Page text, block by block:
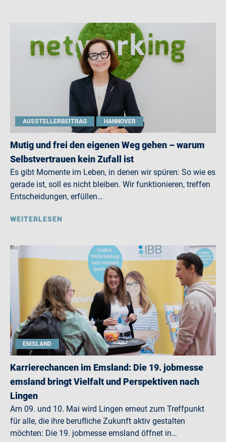
AUSSTELLERBEITRAG HANNOVER
Mutig und frei den eigenen Weg gehen – warum
Selbstvertrauen kein Zufall ist
Es gibt Momente im Leben, in denen wir spüren: So wie es
gerade ist, soll es nicht bleiben. Wir funktionieren, treffen
Entscheidungen, erfüllen…
WEITERLESEN
EMSLAND
Karrierechancen im Emsland: Die 19. jobmesse
emsland bringt Vielfalt und Perspektiven nach
Lingen
Am 09. und 10. Mai wird Lingen erneut zum Treffpunkt
für alle, die ihre berufliche Zukunft aktiv gestalten
möchten: Die 19. jobmesse emsland öffnet in…